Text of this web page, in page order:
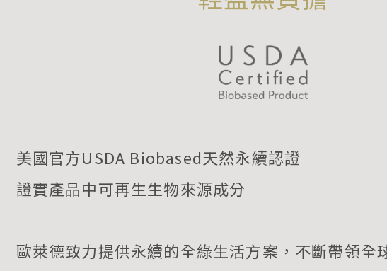
美國官方USDA Biobased天然永續認證
證實產品中可再生生物來源成分
歐萊德致力提供永續的全綠生活方案，不斷帶領全